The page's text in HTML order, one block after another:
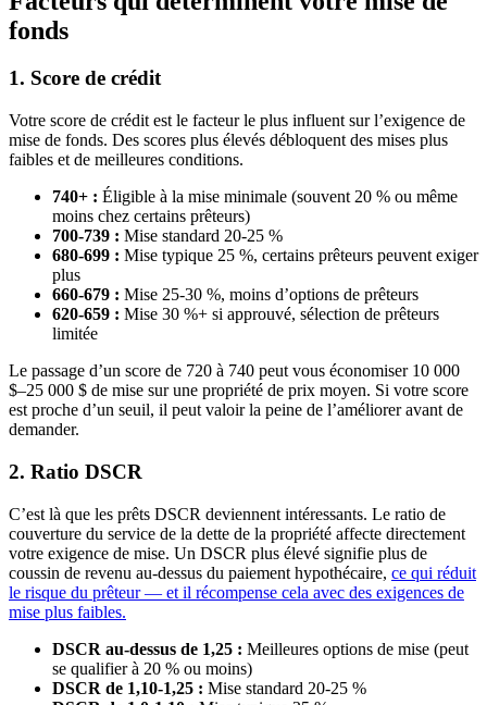
fonds
1. Score de crédit
Votre score de crédit est le facteur le plus influent sur l’exigence de
mise de fonds. Des scores plus élevés débloquent des mises plus
faibles et de meilleures conditions.
740+ : Éligible à la mise minimale (souvent 20 % ou même
moins chez certains prêteurs)
700-739 : Mise standard 20-25 %
680-699 : Mise typique 25 %, certains prêteurs peuvent exiger
plus
660-679 : Mise 25-30 %, moins d’options de prêteurs
620-659 : Mise 30 %+ si approuvé, sélection de prêteurs
limitée
Le passage d’un score de 720 à 740 peut vous économiser 10 000
$–25 000 $ de mise sur une propriété de prix moyen. Si votre score
est proche d’un seuil, il peut valoir la peine de l’améliorer avant de
demander.
2. Ratio DSCR
C’est là que les prêts DSCR deviennent intéressants. Le ratio de
couverture du service de la dette de la propriété affecte directement
votre exigence de mise. Un DSCR plus élevé signifie plus de
coussin de revenu au-dessus du paiement hypothécaire, ce qui réduit
le risque du prêteur — et il récompense cela avec des exigences de
mise plus faibles.
DSCR au-dessus de 1,25 : Meilleures options de mise (peut
se qualifier à 20 % ou moins)
DSCR de 1,10-1,25 : Mise standard 20-25 %